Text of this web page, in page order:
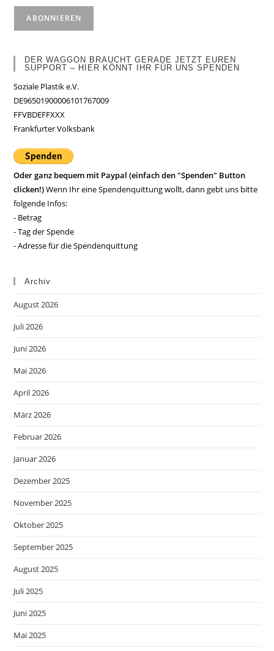
DER WAGGON BRAUCHT GERADE JETZT EUREN
SUPPORT – HIER KÖNNT IHR FÜR UNS SPENDEN
Soziale Plastik e.V.
DE96501900006101767009
FFVBDEFFXXX
Frankfurter Volksbank
Oder ganz bequem mit Paypal (einfach den "Spenden" Button
clicken!)Wenn Ihr eine Spendenquittung wollt, dann gebt uns bitte
folgende Infos:
- Betrag
- Tag der Spende
- Adresse für die Spendenquittung
Archiv
August 2026
Juli 2026
Juni 2026
Mai 2026
April 2026
März 2026
Februar 2026
Januar 2026
Dezember 2025
November 2025
Oktober 2025
September 2025
August 2025
Juli 2025
Juni 2025
Mai 2025